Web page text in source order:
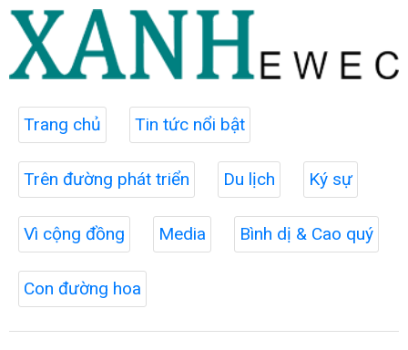
Trang chủ Tin tức nổi bật
Trên đường phát triển Du lịch Ký sự
Vì cộng đồng Media Bình dị & Cao quý
Con đường hoa